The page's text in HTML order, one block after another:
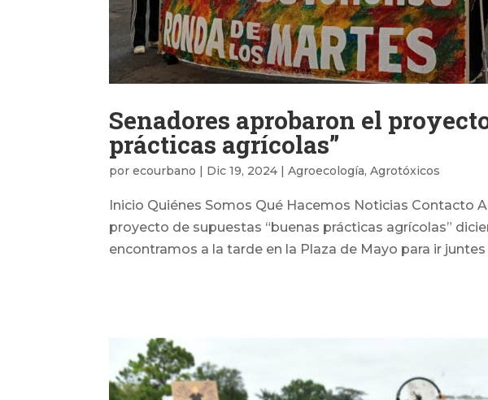
Senadores aprobaron el
prácticas agrícolas”
porecourbano | Dic 19, 2024 |Agroecología,Agrotóxicos
Inicio Quiénes Somos Qué Hacemos Noticias Contacto
proyecto de supuestas “buenas prácticas agrícolas”
encontramos a la tarde en la Plaza de Mayo para ir juntes